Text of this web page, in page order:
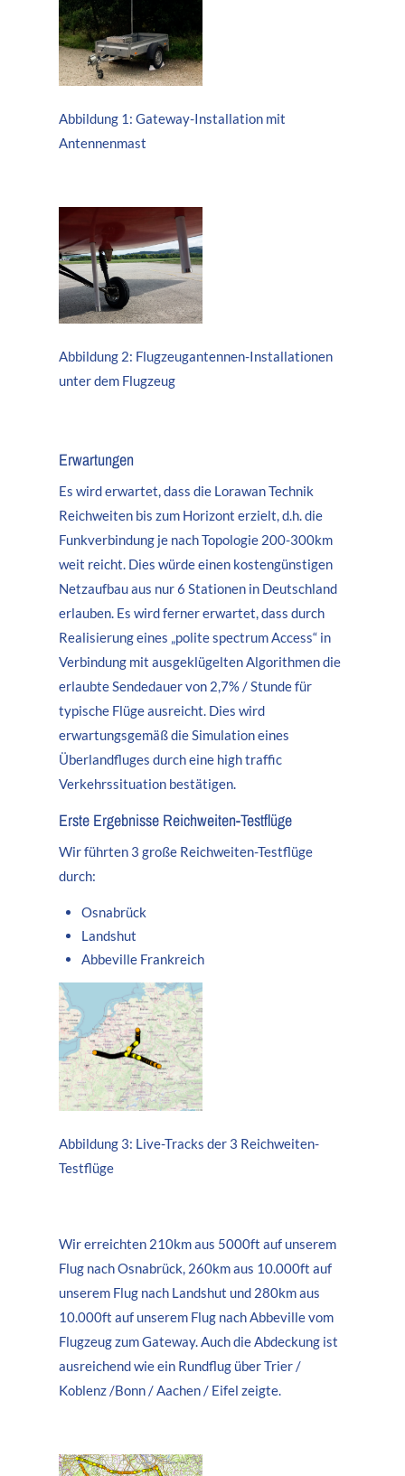
Abbildung 1: Gateway-Installation mit
Antennenmast
Abbildung 2: Flugzeugantennen-Installationen
unter dem Flugzeug
Erwartungen
Es wird erwartet, dass die Lorawan Technik
Reichweiten bis zum Horizont erzielt, d.h. die
Funkverbindung je nach Topologie 200-300km
weit reicht. Dies würde einen kostengünstigen
Netzaufbau aus nur 6 Stationen in Deutschland
erlauben. Es wird ferner erwartet, dass durch
Realisierung eines „polite spectrum Access“ in
Verbindung mit ausgeklügelten Algorithmen die
erlaubte Sendedauer von 2,7% / Stunde für
typische Flüge ausreicht. Dies wird
erwartungsgemäß die Simulation eines
Überlandfluges durch eine high traffic
Verkehrssituation bestätigen.
Erste Ergebnisse Reichweiten-Testflüge
Wir führten 3 große Reichweiten-Testflüge
durch:
Osnabrück
Landshut
Abbeville Frankreich
Abbildung 3: Live-Tracks der 3 Reichweiten-
Testflüge
Wir erreichten 210km aus 5000ft auf unserem
Flug nach Osnabrück, 260km aus 10.000ft auf
unserem Flug nach Landshut und 280km aus
10.000ft auf unserem Flug nach Abbeville vom
Flugzeug zum Gateway. Auch die Abdeckung ist
ausreichend wie ein Rundflug über Trier /
Koblenz /Bonn / Aachen / Eifel zeigte.